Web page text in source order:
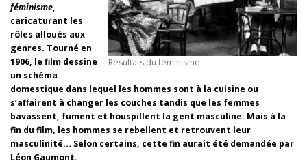
Résultats du féminisme
féminisme,
caricaturant les
rôles alloués aux
genres. Tourné en
1906, le film dessine
un schéma
domestique dans lequel les hommes sont à la cuisine ou
s’affairent à changer les couches tandis que les femmes
bavassent, fument et houspillent la gent masculine. Mais à la
fin du film, les hommes se rebellent et retrouvent leur
masculinité… Selon certains, cette fin aurait été demandée par
Léon Gaumont.